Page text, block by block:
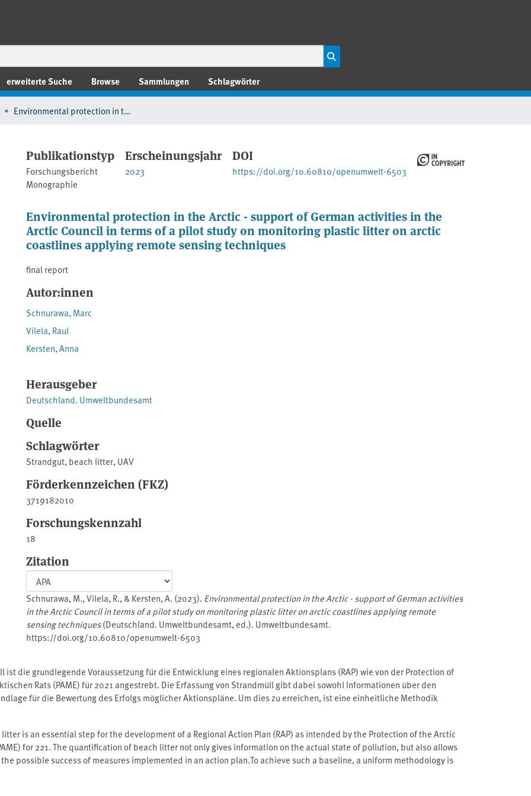
erweiterte Suche Browse Sammlungen Schlagwörter
Environmental protection in the Arctic - support of German activities in the Arctic Council in terms of a pilot study on monitoring plastic litter on arctic coastlines applying remote sensing techniques
Publikationstyp
Forschungsbericht
Monographie
Erscheinungsjahr
2023
DOI
https://doi.org/10.60810/openumwelt-6503
Environmental protection in the Arctic - support of German activities in the
Arctic Council in terms of a pilot study on monitoring plastic litter on arctic
coastlines applying remote sensing techniques
final report
Autor:innen
Schnurawa, Marc
Vilela, Raul
Kersten, Anna
Herausgeber
Deutschland. Umweltbundesamt
Quelle
Schlagwörter
Strandgut, beach litter, UAV
Förderkennzeichen (FKZ)
3719182010
Forschungskennzahl
18
Zitation
Schnurawa, M., Vilela, R., & Kersten, A. (2023). Environmental protection in the Arctic - support of German activities
in the Arctic Council in terms of a pilot study on monitoring plastic litter on arctic coastlines applying remote
sensing techniques(Deutschland. Umweltbundesamt, ed.). Umweltbundesamt.
https://doi.org/10.60810/openumwelt-6503
die grundlegende Voraussetzung für die Entwicklung eines regionalen Aktionsplans (RAP) wie von der Protection of
Rats (PAME) für 2021 angestrebt. Die Erfassung von Strandmüll gibt dabei sowohl Informationen über den
für die Bewertung des Erfolgs möglicher Aktionspläne. Um dies zu erreichen, ist eine einheitliche Methodik
unterstützt und erweitert. Die Entwicklung einer geeigneten Methodik war das Hauptziel dieser
von Strandmüll auf Grönland und Spitzbergen evaluiert. Zu diesem Zweck wurden zuvor potenzielle Hotspots
sowie Informationen zu potenziellen Quellen und weiterer geografischer Faktoren (z. B.
wurden. Zur Auswertung wurdenein statistischer und ein Modell-basierter Ansatz gewählt.Für die Entwicklung
einer (halb-) automatischen Klassifikation verglichen wurde. In Anbetracht der Einschränkungen der räumlichen
is an essential step for the development of a Regional Action Plan (RAP) as intended by the Protection of the Arctic
for 221. The quantification of beach litter not only gives information on the actual state of pollution, but also allows
possible success of measures implemented in an action plan.To achieve such a baseline, a uniform methodology is
or drone surveys. The derivation of a suitable methodology is the major aim of this study. The new methods